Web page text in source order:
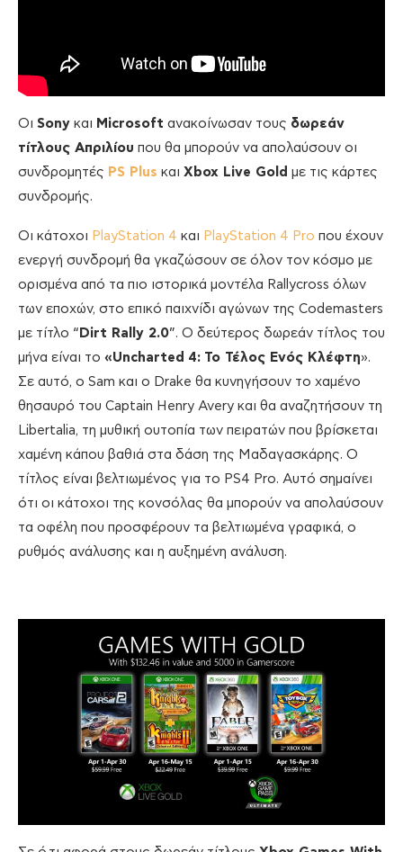
Οι Sony και Microsoft ανακοίνωσαν τους δωρεάν
τίτλους Απριλίου που θα μπορούν να απολαύσουν οι
συνδρομητές PS Plus και Xbox Live Gold με τις κάρτες
συνδρομής.
Οι κάτοχοι PlayStation 4 και PlayStation 4 Pro που έχουν
ενεργή συνδρομή θα γκαζώσουν σε όλον τον κόσμο με
ορισμένα από τα πιο ιστορικά μοντέλα Rallycross όλων
των εποχών, στο επικό παιχνίδι αγώνων της Codemasters
με τίτλο “ Dirt Rally 2.0”. Ο δεύτερος δωρεάν τίτλος του
μήνα είναι το «Uncharted 4: To Τέλος Ενός Κλέφτη».
Σε αυτό, ο Sam και ο Drake θα κυνηγήσουν το χαμένο
θησαυρό του Captain Henry Avery και θα αναζητήσουν τη
Libertalia, τη μυθική ουτοπία των πειρατών που βρίσκεται
χαμένη κάπου βαθιά στα δάση της Μαδαγασκάρης. Ο
τίτλος είναι βελτιωμένος για το PS4 Pro. Αυτό σημαίνει
ότι οι κάτοχοι της κονσόλας θα μπορούν να απολαύσουν
τα οφέλη που προσφέρουν τα βελτιωμένα γραφικά, ο
ρυθμός ανάλυσης και η αυξημένη ανάλυση.